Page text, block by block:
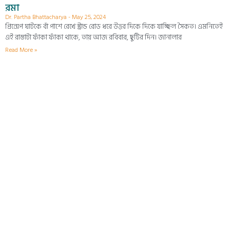
রমা
Dr. Partha Bhattacharya May 25, 2024
প্রিন্সেপ ঘাটকে বাঁ পাশে রেখে স্ট্রান্ড রোড ধরে উত্তর দিকে দিকে যাচ্ছিল সৈকত। এমনিতেই
এই রাস্তাটা ফাঁকা ফাঁকা থাকে, তায় আজ রবিবার, ছুটির দিন। জানালার
Read More »